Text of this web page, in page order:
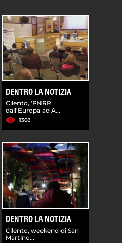
DENTRO LA NOTIZIA
Cilento, 'PNRR
dall'Europa ad A...
1368
DENTRO LA NOTIZIA
Cilento, weekend di San
Martino...